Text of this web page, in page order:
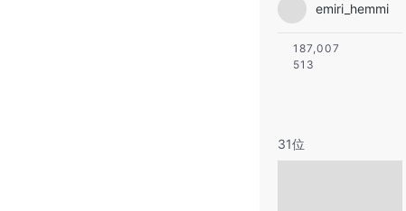
emiri_hemmi
187,007
513
31位